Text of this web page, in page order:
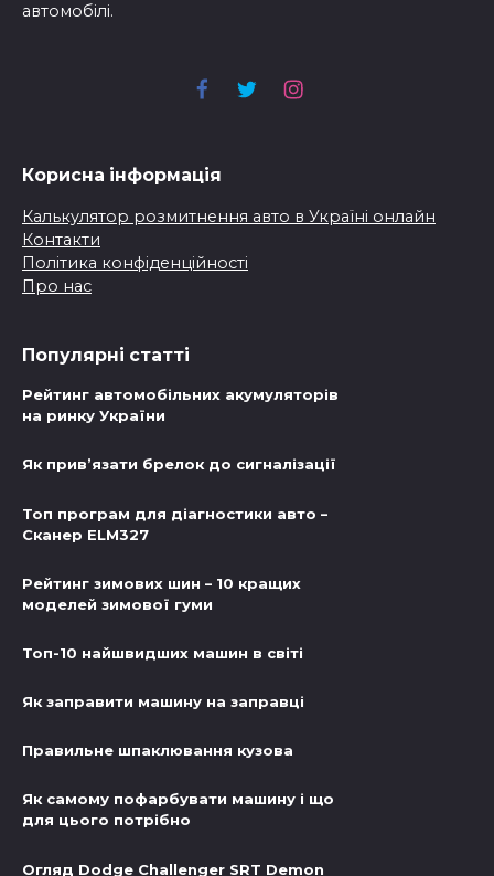
автомобілі.
Корисна інформація
Калькулятор розмитнення авто в Україні онлайн
Контакти
Політика конфіденційності
Про нас
Популярні статті
Рейтинг автомобільних акумуляторів
на ринку України
Як прив’язати брелок до сигналізації
Топ програм для діагностики авто –
Сканер ELM327
Рейтинг зимових шин – 10 кращих
моделей зимової гуми
Топ-10 найшвидших машин в світі
Як заправити машину на заправці
Правильне шпаклювання кузова
Як самому пофарбувати машину і що
для цього потрібно
Огляд Dodge Challenger SRT Demon